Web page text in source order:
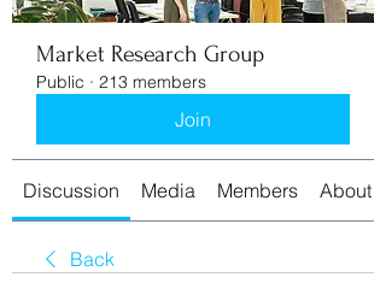
Market Research Group
Public · 213 members
Join
Discussion Media Members About
Back